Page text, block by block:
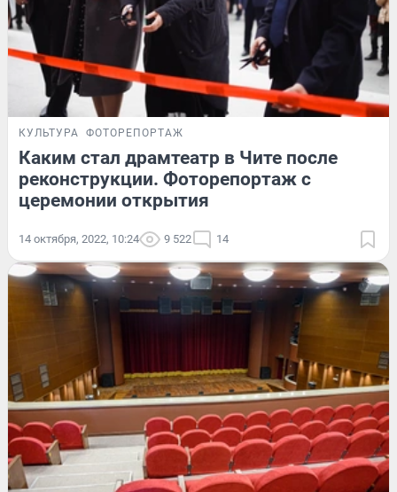
КУЛЬТУРА ФОТОРЕПОРТАЖ
Каким стал драмтеатр в Чите после
реконструкции. Фоторепортаж с
церемонии открытия
14 октября, 2022, 10:24 9 522 14